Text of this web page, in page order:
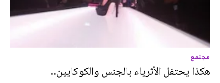
مجتمع
هكذا يحتفل الأثرياء بالجنس والكوكايين..